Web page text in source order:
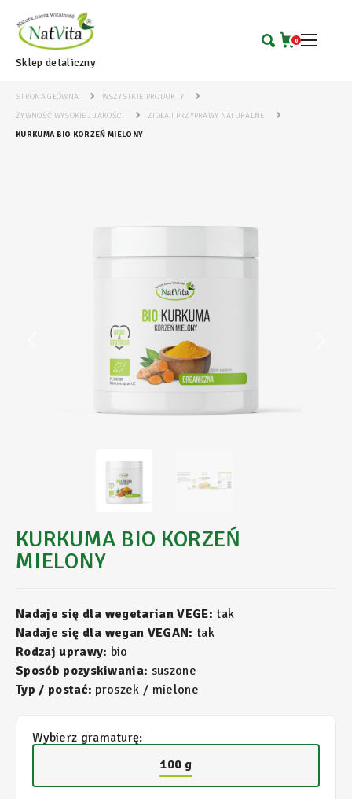
Sklep detaliczny
0
STRONA GŁÓWNA
WSZYSTKIE PRODUKTY
ŻYWNOŚĆ WYSOKIEJ JAKOŚCI
ZIOŁA I PRZYPRAWY NATURALNE
KURKUMA BIO KORZEŃ MIELONY
KURKUMA BIO KORZEŃ
MIELONY
Nadaje się dla wegetarian VEGE: tak
Nadaje się dla wegan VEGAN: tak
Rodzaj uprawy: bio
Sposób pozyskiwania: suszone
Typ / postać: proszek / mielone
Wybierz gramaturę:
100 g